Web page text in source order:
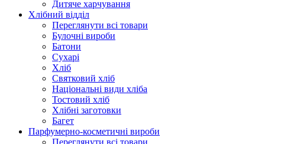
Дитяче харчування
Хлібний відділ
Переглянути всі товари
Булочні вироби
Батони
Сухарі
Хліб
Святковий хліб
Національні види хліба
Тостовий хліб
Хлібні заготовки
Багет
Парфумерно-косметичні вироби
Переглянути всі товари